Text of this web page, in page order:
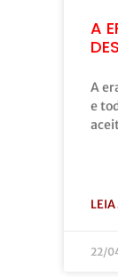
A
A
e
22/